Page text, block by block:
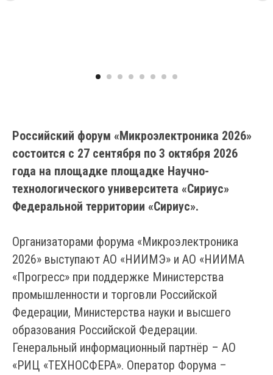
Российский форум «Микроэлектроника 2026»
состоится с 27 сентября по 3 октября 2026
года на площадке площадке Научно-
технологического университета «Сириус»
Федеральной территории «Сириус».
Организаторами форума «Микроэлектроника
2026» выступают АО «НИИМЭ» и АО «НИИМА
«Прогресс» при поддержке Министерства
промышленности и торговли Российской
Федерации, Министерства науки и высшего
образования Российской Федерации.
Генеральный информационный партнёр – АО
«РИЦ «ТЕХНОСФЕРА». Оператор Форума –